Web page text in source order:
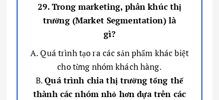
29. Trong marketing, phân khúc thị
trường (Market Segmentation) là
gì?
A. Quá trình tạo ra các sản phẩm khác biệt
cho từng nhóm khách hàng.
B.Quá trình chia thị trường tổng thể
thành các nhóm nhỏ hơn dựa trên các